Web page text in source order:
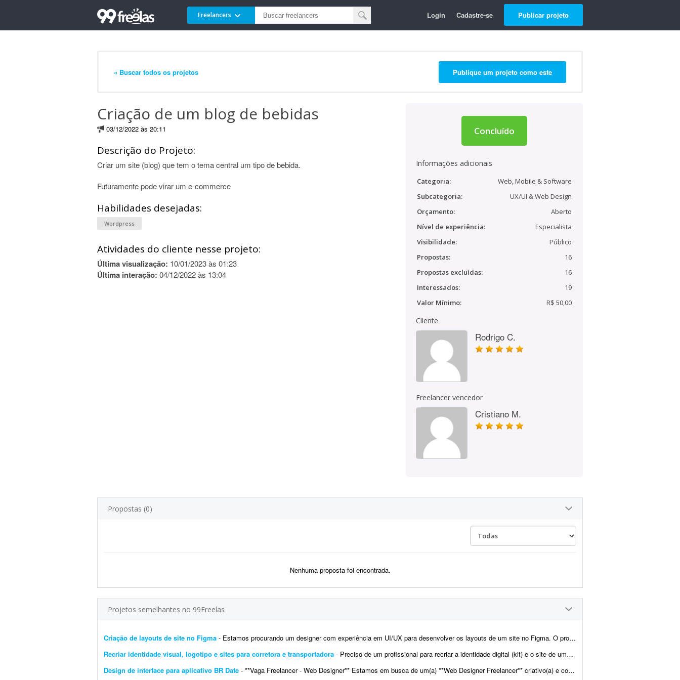
Freelancers Login Cadastre-se Publicar projeto
« Buscar todos os projetos Publique um projeto como este
Criação de um blog de bebidas
03/12/2022 às 20:11
Descrição do Projeto:
Criar um site (blog) que tem o tema central um tipo de bebida.
Futuramente pode virar um e-commerce
Habilidades desejadas:
Wordpress
Atividades do cliente nesse projeto:
Última visualização: 10/01/2023 às 01:23
Última interação: 04/12/2022 às 13:04
Concluído
Informações adicionais
Categoria:
Web, Mobile & Software
Subcategoria:
UX/UI & Web Design
Orçamento:
Aberto
Nível de experiência:
Especialista
Visibilidade:
Público
Propostas:
16
Propostas excluídas:
16
Interessados:
19
Valor Mínimo:
R$ 50,00
Cliente
Rodrigo C.
Freelancer vencedor
Cristiano M.
Propostas (0)
Nenhuma proposta foi encontrada.
Projetos semelhantes no 99Freelas
Criação de layouts de site no Figma - Estamos procurando um designer com experiência em UI/UX para desenvolver os layouts de um site no Figma. O projeto contempla a criação do layout da página inicial e de p...
Recriar identidade visual, logotipo e sites para corretora e transportadora - Preciso de um profissional para recriar a identidade digital (kit) e o site de uma corretora. Também haverá demanda para criar o site de uma transportadora. Ambos já est&atild...
Design de interface para aplicativo BR Date - **Vaga Freelancer - Web Designer** Estamos em busca de um(a) **Web Designer Freelancer** criativo(a) e comprometido(a) para desenvolver layouts modernos e funcionais para projetos web. Projeto pa...